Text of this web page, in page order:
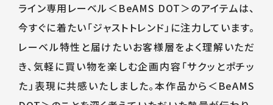
ライン専用レーベル＜BeAMS DOT＞のアイテムは、
今すぐに着たい「ジャストトレンド」に注力しています。
レーベル特性と届けたいお客様層をよく理解いただ
き、気軽に買い物を楽しむ企画内容「サクッとポチッ
た」表現に共感いたしました。本作品から＜BeAMS